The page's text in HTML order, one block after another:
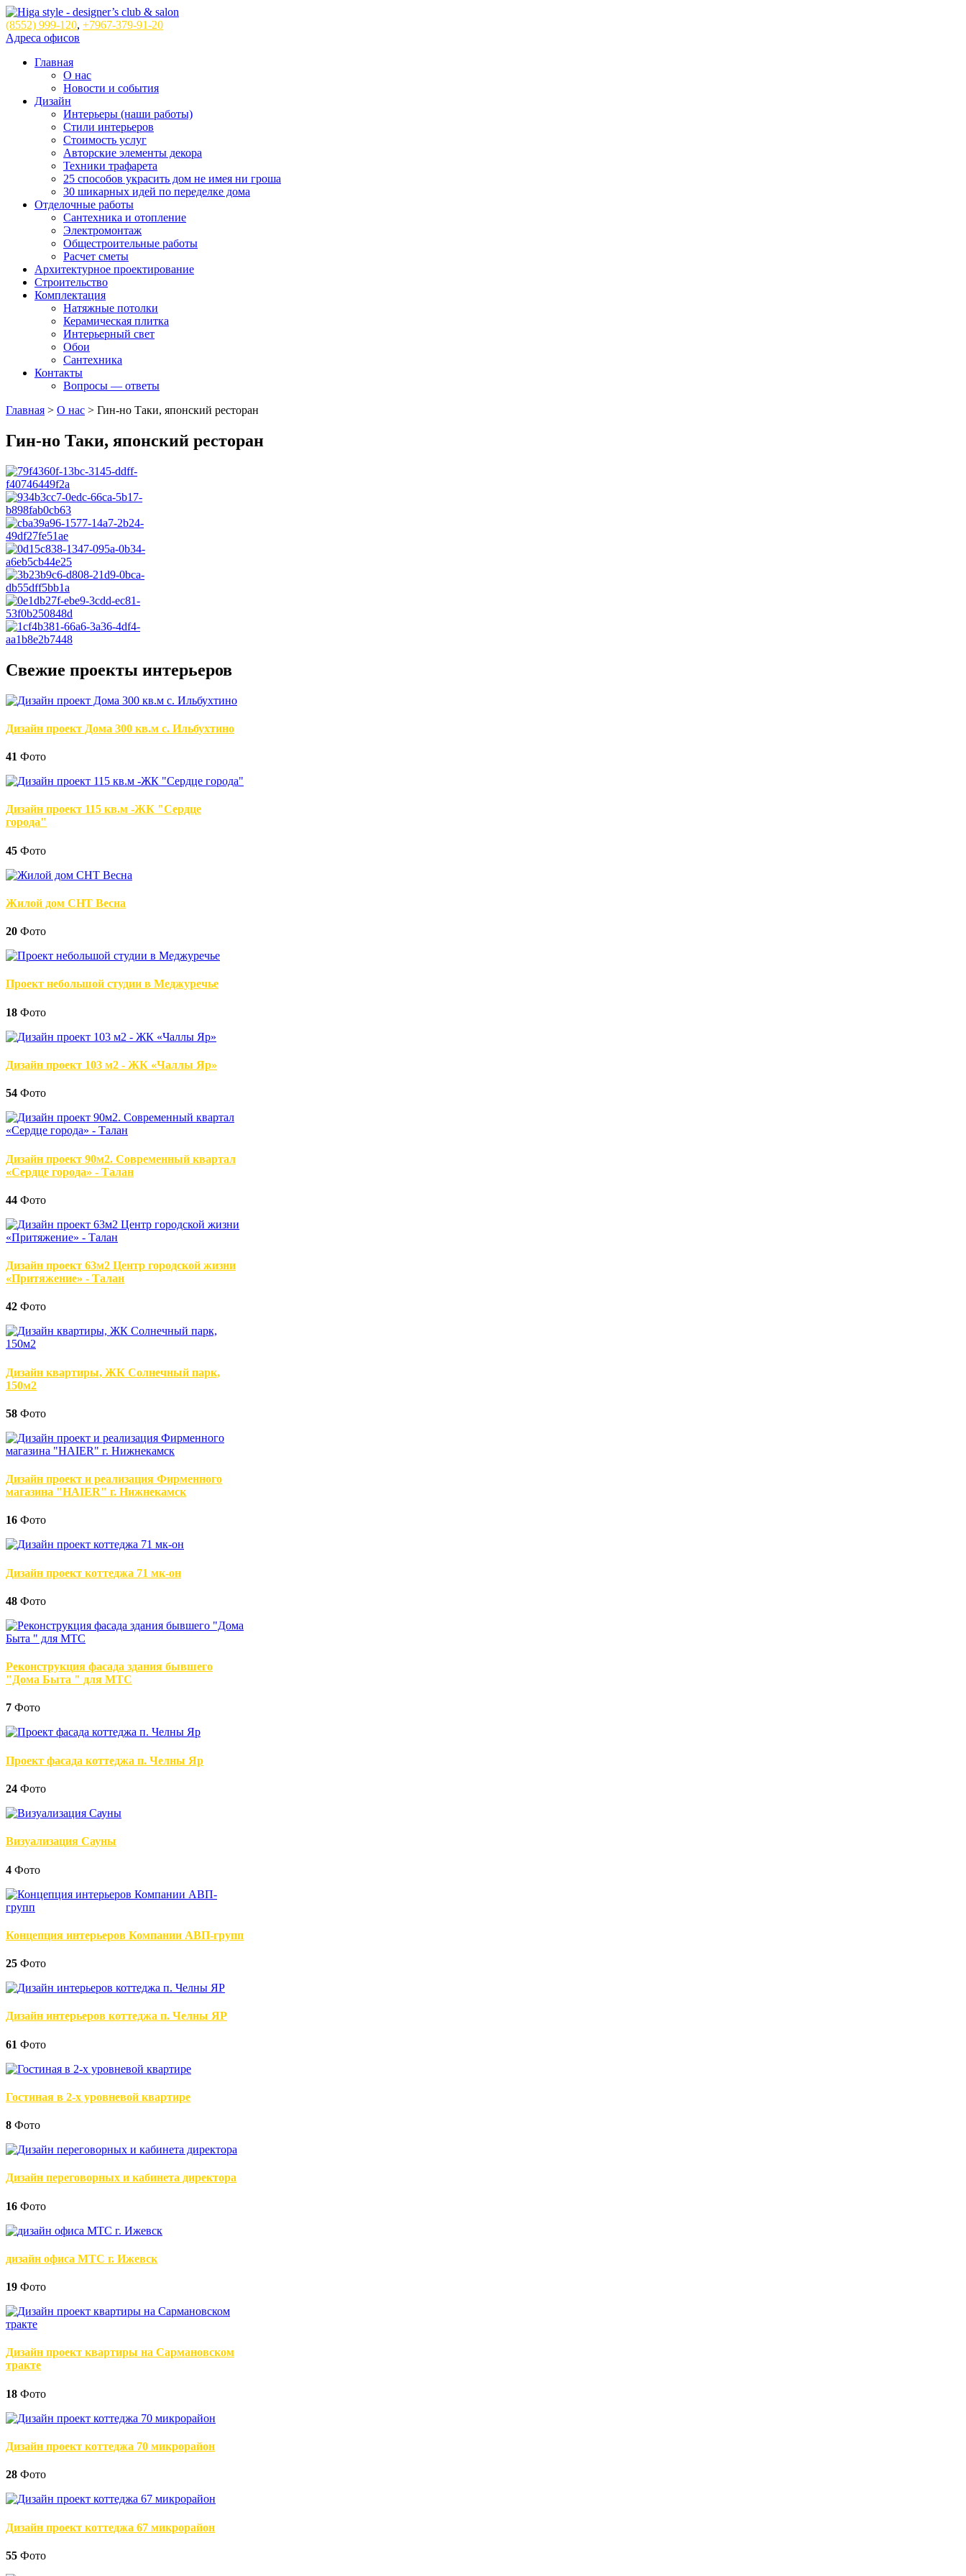
(8552) 999-120, +7967-379-91-20
Адреса офисов
Главная
О нас
Новости и события
Дизайн
Интерьеры (наши работы)
Стили интерьеров
Стоимость услуг
Авторские элементы декора
Техники трафарета
25 способов украсить дом не имея ни гроша
30 шикарных идей по переделке дома
Отделочные работы
Сантехника и отопление
Электромонтаж
Общестроительные работы
Расчет сметы
Архитектурное проектирование
Строительство
Комплектация
Натяжные потолки
Керамическая плитка
Интерьерный свет
Обои
Сантехника
Контакты
Вопросы — ответы
Главная > О нас > Гин-но Таки, японский ресторан
Гин-но Таки, японский ресторан
Свежие проекты интерьеров
Дизайн проект Дома 300 кв.м с. Ильбухтино
41 Фото
Дизайн проект 115 кв.м -ЖК "Сердце
города"
45 Фото
Жилой дом СНТ Весна
20 Фото
Проект небольшой студии в Меджуречье
18 Фото
Дизайн проект 103 м2 - ЖК «Чаллы Яр»
54 Фото
Дизайн проект 90м2. Современный квартал
«Сердце города» - Талан
44 Фото
Дизайн проект 63м2 Центр городской жизни
«Притяжение» - Талан
42 Фото
Дизайн квартиры, ЖК Солнечный парк,
150м2
58 Фото
Дизайн проект и реализация Фирменного
магазина "HAIER" г. Нижнекамск
16 Фото
Дизайн проект коттеджа 71 мк-он
48 Фото
Реконструкция фасада здания бывшего
"Дома Быта " для МТС
7 Фото
Проект фасада коттеджа п. Челны Яр
24 Фото
Визуализация Сауны
4 Фото
Концепция интерьеров Компании АВП-групп
25 Фото
Дизайн интерьеров коттеджа п. Челны ЯР
61 Фото
Гостиная в 2-х уровневой квартире
8 Фото
Дизайн переговорных и кабинета директора
16 Фото
дизайн офиса МТС г. Ижевск
19 Фото
Дизайн проект квартиры на Сармановском
тракте
18 Фото
Дизайн проект коттеджа 70 микрорайон
28 Фото
Дизайн проект коттеджа 67 микрорайон
55 Фото